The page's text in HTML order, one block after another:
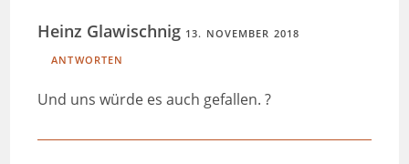
Heinz Glawischnig 13. NOVEMBER 2018
ANTWORTEN
Und uns würde es auch gefallen. ?